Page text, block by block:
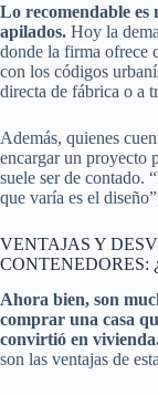
Lo recomendable es
apilados. Hoy la
donde la firma ofrece
con los códigos
directa de fábrica o a
Además, quienes
encargar un proyecto
suele ser de contado.
que varía es el
VENTAJAS Y
CONTENEDORES:
Ahora bien, son
comprar una casa
convirtió en
son las ventajas de